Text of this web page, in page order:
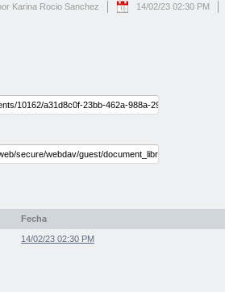
Karina Rocio Sanchez
14/02/23 02:30 PM
Fecha
14/02/23 02:30 PM